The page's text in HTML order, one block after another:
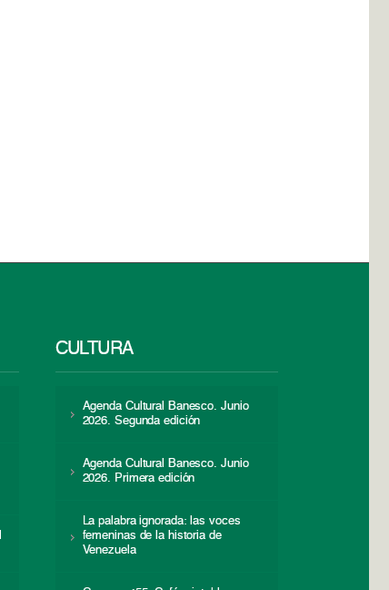
CULTURA
Agenda Cultural Banesco. Junio
2026. Segunda edición
Agenda Cultural Banesco. Junio
2026. Primera edición
La palabra ignorada: las voces
femeninas de la historia de
Venezuela